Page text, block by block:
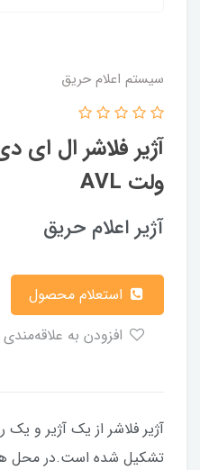
سیستم اعلام حریق
ولت AVL
آژیر اعلام حریق
تشکیل شده است.در محل